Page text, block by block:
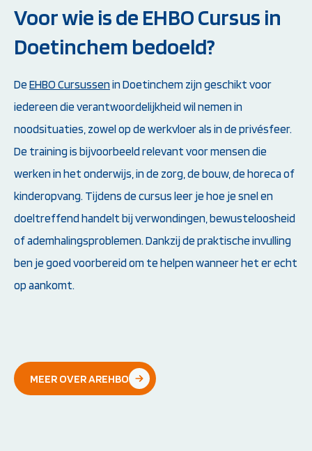
Voor wie is de EHBO Cursus in
Doetinchem bedoeld?
De EHBO Cursussen in Doetinchem zijn geschikt voor
iedereen die verantwoordelijkheid wil nemen in
noodsituaties, zowel op de werkvloer als in de privésfeer.
De training is bijvoorbeeld relevant voor mensen die
werken in het onderwijs, in de zorg, de bouw, de horeca of
kinderopvang. Tijdens de cursus leer je hoe je snel en
doeltreffend handelt bij verwondingen, bewusteloosheid
of ademhalingsproblemen. Dankzij de praktische invulling
ben je goed voorbereid om te helpen wanneer het er echt
op aankomt.
MEER OVER AREHBO